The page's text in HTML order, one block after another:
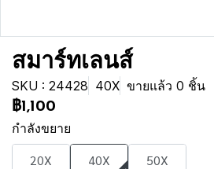
สมาร์ทเลนส์
SKU : 24428 40X ขายแล้ว 0 ชิ้น
฿1,100
กำลังขยาย
20X 40X 50X